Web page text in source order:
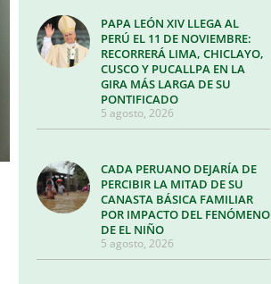
PAPA LEÓN XIV LLEGA AL
PERÚ EL 11 DE NOVIEMBRE:
RECORRERÁ LIMA, CHICLAYO,
CUSCO Y PUCALLPA EN LA
GIRA MÁS LARGA DE SU
PONTIFICADO
5 agosto, 2026
CADA PERUANO DEJARÍA DE
PERCIBIR LA MITAD DE SU
CANASTA BÁSICA FAMILIAR
POR IMPACTO DEL FENÓMENO
DE EL NIÑO
5 agosto, 2026